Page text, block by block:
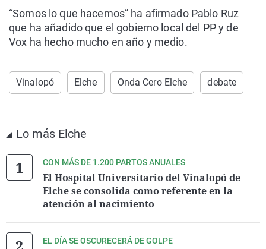
“Somos lo que hacemos” ha afirmado Pablo Ruz
que ha añadido que el gobierno local del PP y de
Vox ha hecho mucho en año y medio.
Vinalopó Elche Onda Cero Elche debate
Lo más Elche
CON MÁS DE 1.200 PARTOS ANUALES
El Hospital Universitario del Vinalopó de
Elche se consolida como referente en la
atención al nacimiento
EL DÍA SE OSCURECERÁ DE GOLPE